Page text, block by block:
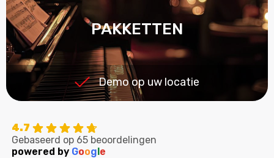
PAKKETTEN
Demo op uw locatie
4.7
Gebaseerd op 65 beoordelingen
powered by Google